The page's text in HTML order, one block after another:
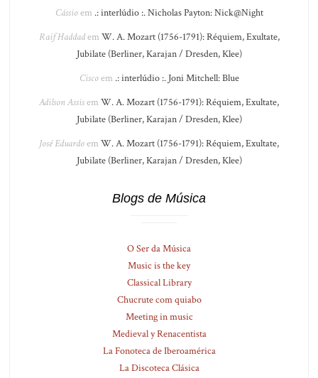
Cássioem .: interlúdio :. Nicholas Payton: Nick@Night
Raif Haddadem W. A. Mozart (1756-1791): Réquiem, Exultate,
Jubilate (Berliner, Karajan / Dresden, Klee)
Ciscoem .: interlúdio :. Joni Mitchell: Blue
Adilson Assisem W. A. Mozart (1756-1791): Réquiem, Exultate,
Jubilate (Berliner, Karajan / Dresden, Klee)
José Eduardoem W. A. Mozart (1756-1791): Réquiem, Exultate,
Jubilate (Berliner, Karajan / Dresden, Klee)
Blogs de Música
O Ser da Música
Music is the key
Classical Library
Chucrute com quiabo
Meeting in music
Medieval y Renacentista
La Fonoteca de Iberoamérica
La Discoteca Clásica